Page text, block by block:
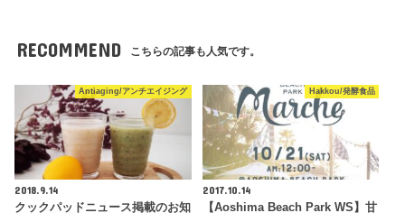
RECOMMEND こちらの記事も人気です。
Antiaging/アンチエイジング
2018.9.14
クックパッドニュース掲載のお知
Hakkou/発酵食品
2017.10.14
【Aoshima Beach Park WS】甘